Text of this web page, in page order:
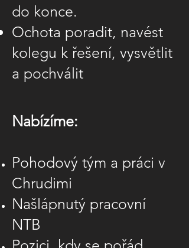
do konce.
Ochota poradit, navést
kolegu k řešení, vysvětlit
a pochválit
Nabízíme:
Pohodový tým a práci v
Chrudimi
Našlápnutý pracovní
NTB